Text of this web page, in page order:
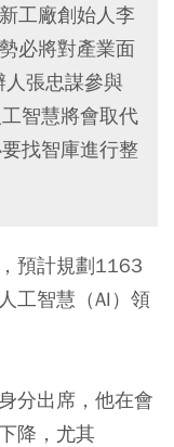
工廠創始人李
必將對產業面
張忠謀參與
智慧將會取代
找智庫進行整
預計規劃1163
工智慧（AI）領
分出席，他在會
降，尤其